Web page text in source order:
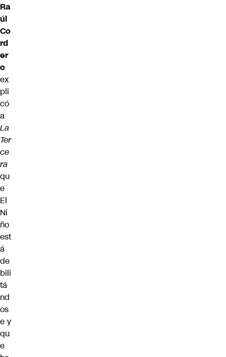
Ra
úl
Co
rd
er
o
ex
pli
có
a
La
Ter
ce
ra
qu
e
El
Ni
ño
est
á
de
bili
tá
nd
os
e y
qu
e